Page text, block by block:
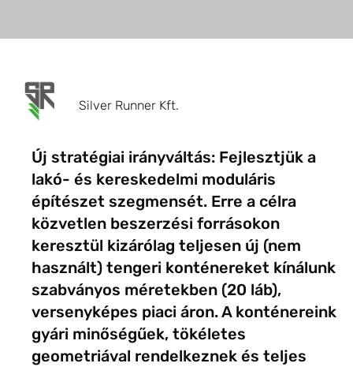
Silver Runner Kft.
Új stratégiai irányváltás: Fejlesztjük a
lakó- és kereskedelmi moduláris
építészet szegmensét. Erre a célra
közvetlen beszerzési forrásokon
keresztül kizárólag teljesen új (nem
használt) tengeri konténereket kínálunk
szabványos méretekben (20 láb),
versenyképes piaci áron. A konténereink
gyári minőségűek, tökéletes
geometriával rendelkeznek és teljes